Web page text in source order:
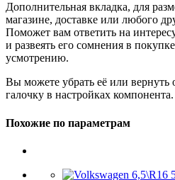
Дополнительная вкладка, для
магазине, доставке или любого
Поможет вам ответить на
и развеять его сомнения в
усмотрению.
Вы можете убрать её или вернуть
галочку в настройках
Похожие по параметрам